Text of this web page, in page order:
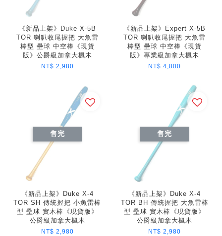
《新品上架》Duke X-5B
TOR 喇叭收尾握把 大魚雷
棒型 壘球 中空棒《現貨
版》公爵級加拿大楓木
NT$ 2,980
《新品上架》Expert X-5B
TOR 喇叭收尾握把 大魚雷
棒型 壘球 中空棒《現貨
版》專業級加拿大楓木
NT$ 4,800
售完
《新品上架》Duke X-4
TOR SH 傳統握把 小魚雷棒
型 壘球 實木棒《現貨版》
公爵級加拿大楓木
NT$ 2,980
售完
《新品上架》Duke X-4
TOR BH 傳統握把 大魚雷棒
型 壘球 實木棒《現貨版》
公爵級加拿大楓木
NT$ 2,980